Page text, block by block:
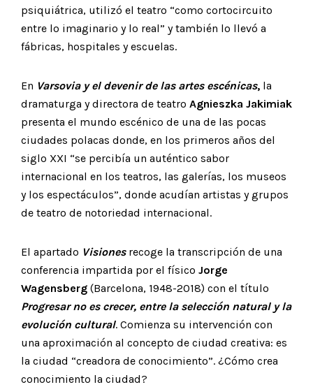
psiquiátrica, utilizó el teatro “como cortocircuito
entre lo imaginario y lo real” y también lo llevó a
fábricas, hospitales y escuelas.
En Varsovia y el devenir de las artes escénicas, la
dramaturga y directora de teatro Agnieszka Jakimiak
presenta el mundo escénico de una de las pocas
ciudades polacas donde, en los primeros años del
siglo XXI “se percibía un auténtico sabor
internacional en los teatros, las galerías, los museos
y los espectáculos”, donde acudían artistas y grupos
de teatro de notoriedad internacional.
El apartado Visionesrecoge la transcripción de una
conferencia impartida por el físico Jorge
Wagensberg (Barcelona, 1948-2018) con el título
Progresar no es crecer, entre la selección natural y la
evolución cultural. Comienza su intervención con
una aproximación al concepto de ciudad creativa: es
la ciudad “creadora de conocimiento”. ¿Cómo crea
conocimiento la ciudad?